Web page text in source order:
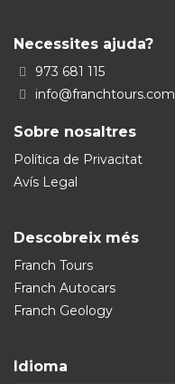
Necessites ajuda?
973 681 115
info@franchtours.com
Sobre nosaltres
Política de Privacitat
Avís Legal
Descobreix més
Franch Tours
Franch Autocars
Franch Geology
Idioma